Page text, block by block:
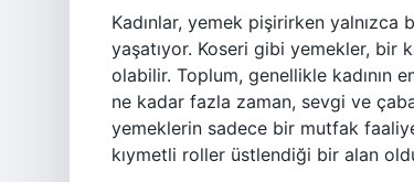
Kadınlar, yemek pişirirken
yaşatıyor. Koseri gibi yemekler, bir
olabilir. Toplum, genellikle kadının
ne kadar fazla zaman, sevgi ve
yemeklerin sadece bir mutfak
kıymetli roller üstlendiği bir alan